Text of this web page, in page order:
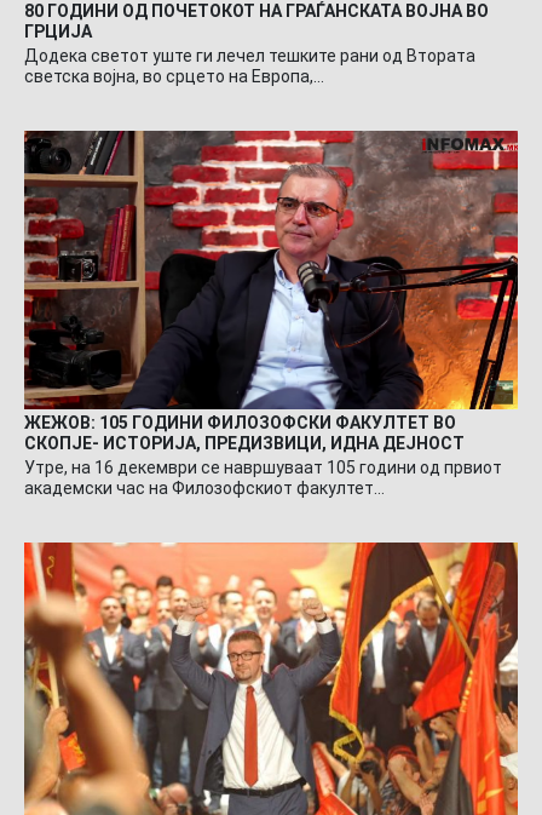
80 ГОДИНИ ОД ПОЧЕТОКОТ НА ГРАЃАНСКАТА ВОЈНА ВО
ГРЦИЈА
Додека светот уште ги лечел тешките рани од Втората
светска војна, во срцето на Европа,…
ЖЕЖОВ: 105 ГОДИНИ ФИЛОЗОФСКИ ФАКУЛТЕТ ВО
СКОПЈЕ- ИСТОРИЈА, ПРЕДИЗВИЦИ, ИДНА ДЕЈНОСТ
Утре, на 16 декември се навршуваат 105 години од првиот
академски час на Филозофскиот факултет…